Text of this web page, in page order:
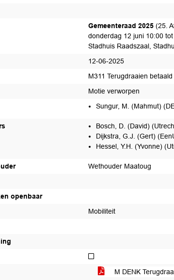
Gemeenteraad 2025 (25.
donderdag 12 juni 10:00
Stadhuis Raadszaal,
12-06-2025
M311 Terugdraaien
Motie verworpen
Sungur, M. (Mahmut)
Bosch, D. (David)
Dijkstra, G.J. (Gert)
Hessel, Y.H. (Yvonne)
Wethouder Maatoug
openbaar
Mobiliteit
Niet afgedaan
M DENK